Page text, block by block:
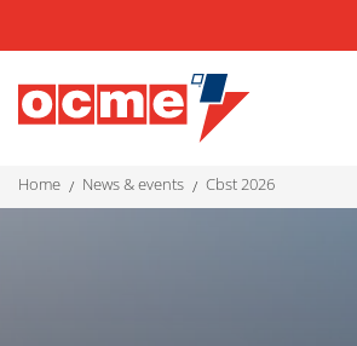
home news & events cbst 2026